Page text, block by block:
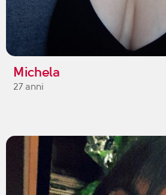
Michela
27 anni